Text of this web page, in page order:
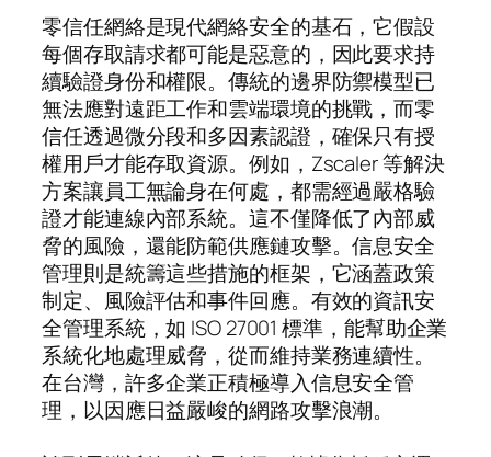
零信任網絡是現代網絡安全的基石，它假設
每個存取請求都可能是惡意的，因此要求持
續驗證身份和權限。傳統的邊界防禦模型已
無法應對遠距工作和雲端環境的挑戰，而零
信任透過微分段和多因素認證，確保只有授
權用戶才能存取資源。例如，Zscaler 等解決
方案讓員工無論身在何處，都需經過嚴格驗
證才能連線內部系統。這不僅降低了內部威
脅的風險，還能防範供應鏈攻擊。信息安全
管理則是統籌這些措施的框架，它涵蓋政策
制定、風險評估和事件回應。有效的資訊安
全管理系統，如 ISO 27001 標準，能幫助企業
系統化地處理威脅，從而維持業務連續性。
在台灣，許多企業正積極導入信息安全管
理，以因應日益嚴峻的網路攻擊浪潮。